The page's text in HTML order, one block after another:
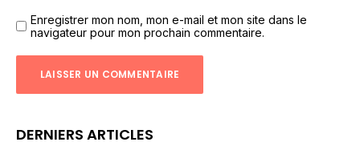
Enregistrer mon nom, mon e-mail et mon site dans le
navigateur pour mon prochain commentaire.
DERNIERS ARTICLES